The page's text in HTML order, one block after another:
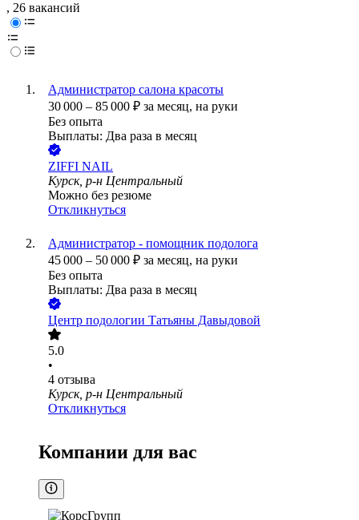
, 26 вакансий
Администратор салона красоты
30 000 – 85 000 ₽ за месяц, на руки
Без опыта
Выплаты: Два раза в месяц
ZIFFI NAIL
Курск, р-н Центральный
Можно без резюме
Откликнуться
Администратор - помощник подолога
45 000 – 50 000 ₽ за месяц, на руки
Без опыта
Выплаты: Два раза в месяц
Центр подологии Татьяны Давыдовой
5.0
•
4 отзыва
Курск, р-н Центральный
Откликнуться
Компании для вас